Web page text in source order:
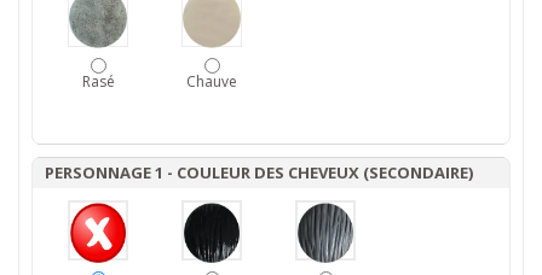
Rasé Chauve
PERSONNAGE 1 - COULEUR DES CHEVEUX (SECONDAIRE)